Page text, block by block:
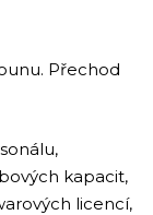
Přechod
kapacit,
licencí,